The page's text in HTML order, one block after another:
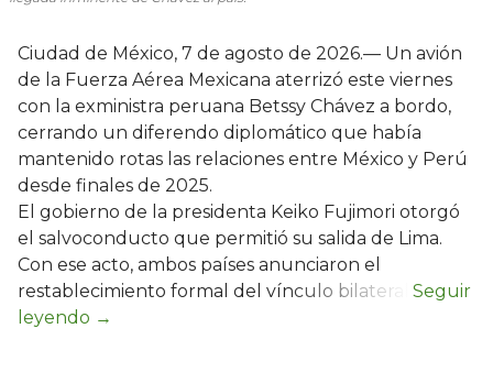
Ciudad de México, 7 de agosto de 2026.— Un avión
de la Fuerza Aérea Mexicana aterrizó este viernes
con la exministra peruana Betssy Chávez a bordo,
cerrando un diferendo diplomático que había
mantenido rotas las relaciones entre México y Perú
desde finales de 2025.
El gobierno de la presidenta Keiko Fujimori otorgó
el salvoconducto que permitió su salida de Lima.
Con ese acto, ambos países anunciaron el
restablecimiento formal del vínculo bilateral.